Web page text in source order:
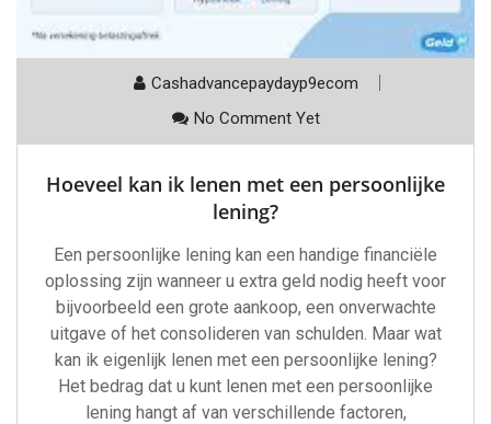
Cashadvancepaydayp9ecom
No Comment Yet
Hoeveel kan ik lenen met een persoonlijke
lening?
Een persoonlijke lening kan een handige financiële
oplossing zijn wanneer u extra geld nodig heeft voor
bijvoorbeeld een grote aankoop, een onverwachte
uitgave of het consolideren van schulden. Maar wat
kan ik eigenlijk lenen met een persoonlijke lening?
Het bedrag dat u kunt lenen met een persoonlijke
lening hangt af van verschillende factoren,